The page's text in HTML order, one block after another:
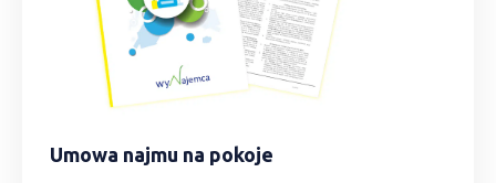
Umowa najmu na pokoje